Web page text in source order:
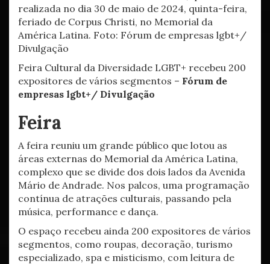
Feira Cultural da Diversidade LGBT+ recebeu 200
expositores de vários segmentos – Fórum de
empresas lgbt+/ Divulgação
Feira
A feira reuniu um grande público que lotou as
áreas externas do Memorial da América Latina,
complexo que se divide dos dois lados da Avenida
Mário de Andrade. Nos palcos, uma programação
contínua de atrações culturais, passando pela
música, performance e dança.
O espaço recebeu ainda 200 expositores de vários
segmentos, como roupas, decoração, turismo
especializado, spa e misticismo, com leitura de